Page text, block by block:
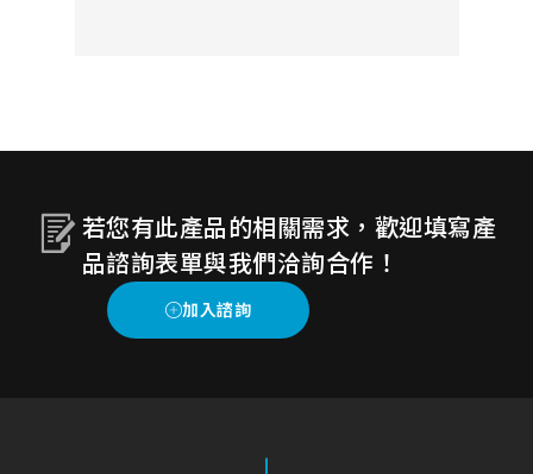
若您有此產品的相關需求，歡迎填寫產
品諮詢表單與我們洽詢合作！